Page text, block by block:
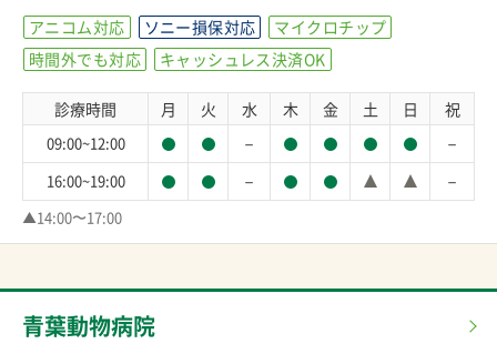
アニコム対応 ソニー損保対応
マイクロチップ
時間外でも対応
キャッシュレス決済OK
診療時間 月 火 水 木 金 土 日 祝
09:00~12:00 － －
16:00~19:00 － －
▲14:00〜17:00
青葉動物病院